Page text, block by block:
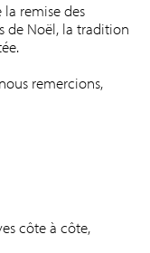
remise des
de Noël, la tradition
remercions,
côte à côte,